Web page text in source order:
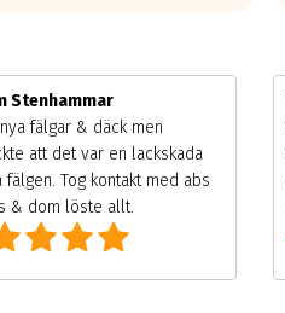
Stenhammar
fälgar & däck men
att det var en lackskada
fälgen. Tog kontakt med abs
& dom löste allt.